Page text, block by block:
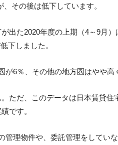
その後は低下しています。
出た2020年度の上期（4～9月
下しました。
6％、その他の地方圏はやや高
ただ、このデータは日本賃貸住
です。
管理物件や、委託管理をしてい